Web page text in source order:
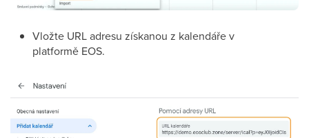
Vložte URL adresu získanou z kalendáře v
platformě EOS.